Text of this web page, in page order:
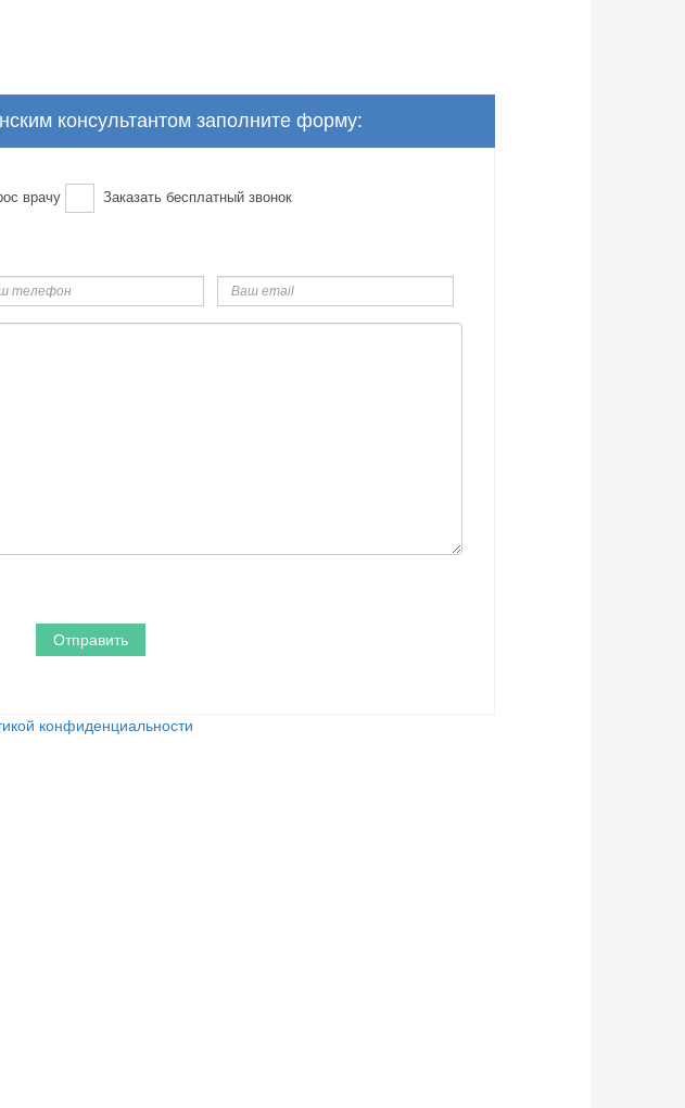
консультантом заполните форму:
врачу Заказать бесплатный звонок
email
конфиденциальности